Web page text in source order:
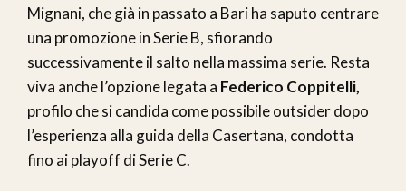
Mignani, che già in passato a Bari ha saputo centrare
una promozione in Serie B, sfiorando
successivamente il salto nella massima serie. Resta
viva anche l’opzione legata a Federico Coppitelli,
profilo che si candida come possibile outsider dopo
l’esperienza alla guida della Casertana, condotta
fino ai playoff di Serie C.